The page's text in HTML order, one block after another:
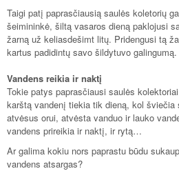
Taigi patį paprasčiausią saulės koletorių
šeimininkė, šiltą vasaros dieną paklojusi
žarną už keliasdešimt litų. Pridengusi tą
kartus padidintų savo šildytuvo galingumą.
Vandens reikia ir naktį
Tokie patys paprasčiausi saulės
karštą vandenį tiekia tik dieną, kol šviečia
atvėsus orui, atvėsta vanduo ir lauko
vandens prireikia ir naktį, ir rytą…
Ar galima kokiu nors paprastu būdu
vandens atsargas?